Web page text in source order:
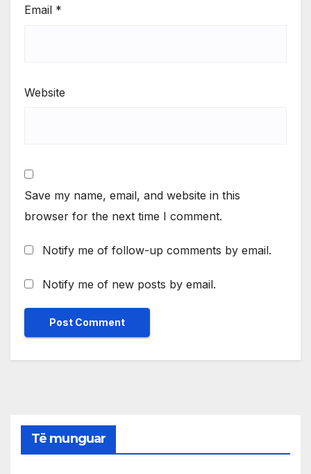
Email *
Website
Save my name, email, and website in this
browser for the next time I comment.
Notify me of follow-up comments by email.
Notify me of new posts by email.
Të munguar